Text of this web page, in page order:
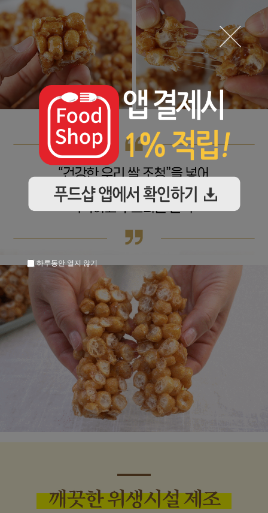
하루동안 열지 않기